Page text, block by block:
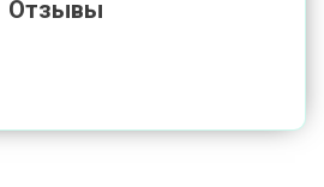
Отзывы